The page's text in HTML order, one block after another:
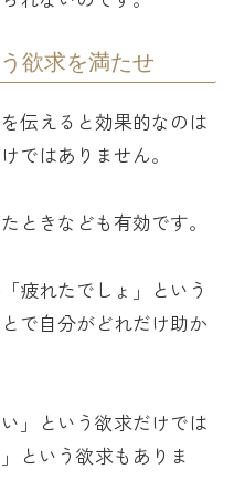
欲求を満たせ
伝えると効果的なのは
ではありません。
ときなども有効です。
疲れたでしょ」という
で自分がどれだけ助か
」という欲求だけでは
という欲求もありま